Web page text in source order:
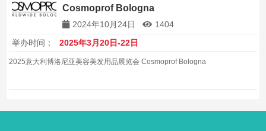
Cosmoprof Bologna
2024年10月24日
1404
举办时间：
2025年3月20日-22日
2025意大利博洛尼亚美容美发用品展览会 Cosmoprof Bologna